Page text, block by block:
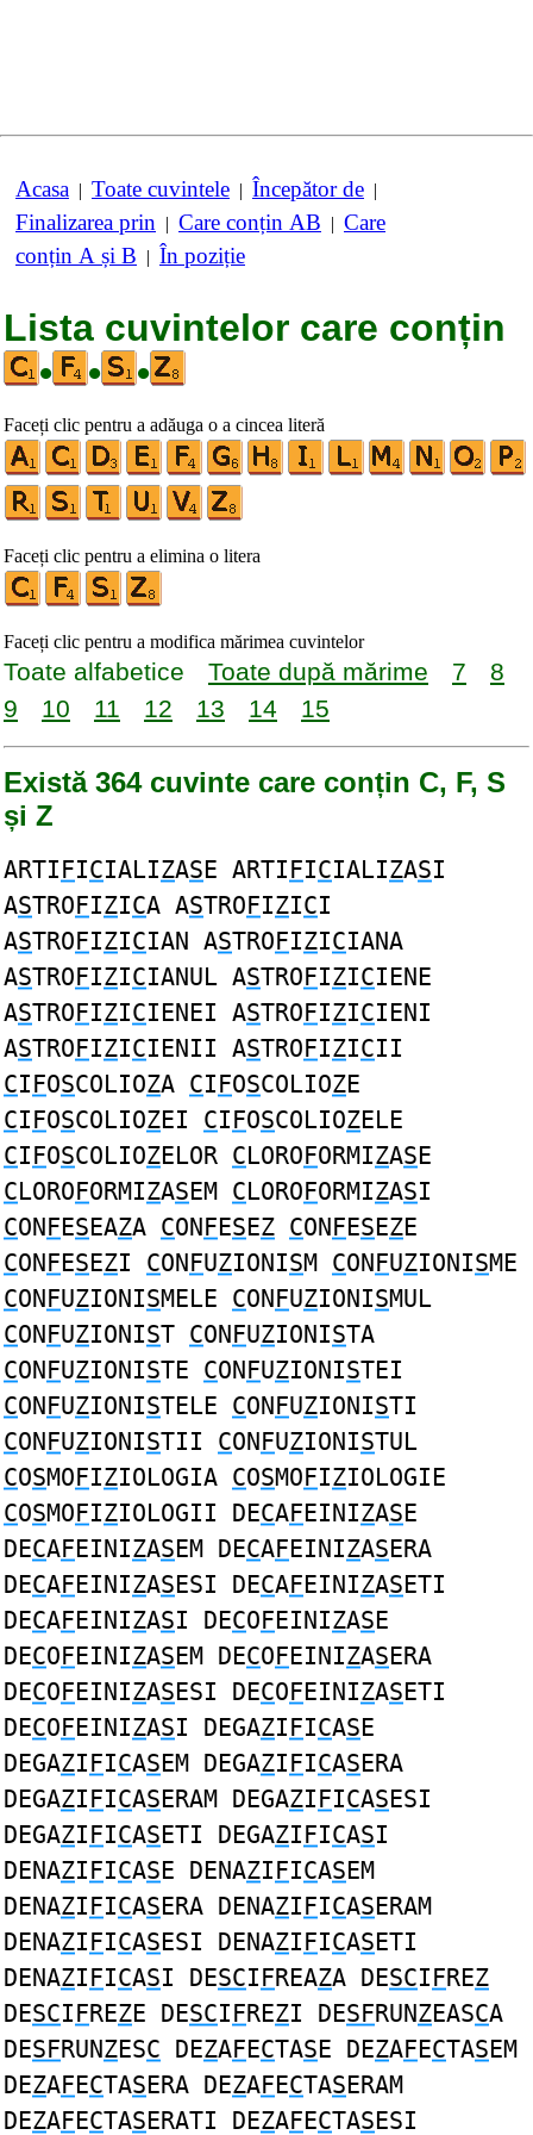
Acasa | Toate cuvintele | Începător de |
Finalizarea prin | Care conțin AB | Care
conțin A și B | În poziție
Lista cuvintelor care conțin
•
• •
Faceți clic pentru a adăuga o a cincea literă
Faceți clic pentru a elimina o litera
Faceți clic pentru a modifica mărimea cuvintelor
Toate alfabetice Toate după mărime 7
8
9
10 11 12 13 14 15
Există 364 cuvinte care conțin C, F, S
și Z
ARTIFICIALIZASE ARTIFICIALIZASI
ASTROFIZICA ASTROFIZICI
ASTROFIZICIAN ASTROFIZICIANA
ASTROFIZICIANUL ASTROFIZICIENE
ASTROFIZICIENEI ASTROFIZICIENI
ASTROFIZICIENII ASTROFIZICII
CIFOSCOLIOZA CIFOSCOLIOZE
CIFOSCOLIOZEI CIFOSCOLIOZELE
CIFOSCOLIOZELOR CLOROFORMIZASE
CLOROFORMIZASEM CLOROFORMIZASI
CONFESEAZA CONFESEZ CONFESEZE
CONFESEZI CONFUZIONISM CONFUZIONISME
CONFUZIONISMELE CONFUZIONISMUL
CONFUZIONIST CONFUZIONISTA
CONFUZIONISTE CONFUZIONISTEI
CONFUZIONISTELE CONFUZIONISTI
CONFUZIONISTII CONFUZIONISTUL
COSMOFIZIOLOGIA COSMOFIZIOLOGIE
COSMOFIZIOLOGII DECAFEINIZASE
DECAFEINIZASEM DECAFEINIZASERA
DECAFEINIZASESI DECAFEINIZASETI
DECAFEINIZASI DECOFEINIZASE
DECOFEINIZASEM DECOFEINIZASERA
DECOFEINIZASESI DECOFEINIZASETI
DECOFEINIZASI DEGAZIFICASE
DEGAZIFICASEM DEGAZIFICASERA
DEGAZIFICASERAM DEGAZIFICASESI
DEGAZIFICASETI DEGAZIFICASI
DENAZIFICASE DENAZIFICASEM
DENAZIFICASERA DENAZIFICASERAM
DENAZIFICASESI DENAZIFICASETI
DENAZIFICASI DESCIFREAZA DESCIFREZ
DESCIFREZE DESCIFREZI DESFRUNZEASCA
DESFRUNZESC DEZAFECTASE DEZAFECTASEM
DEZAFECTASERA DEZAFECTASERAM
DEZAFECTASERATI DEZAFECTASESI